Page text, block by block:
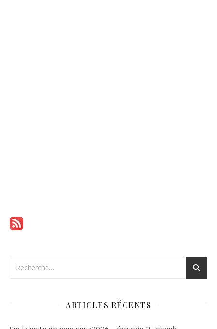
ARTICLES RÉCENTS